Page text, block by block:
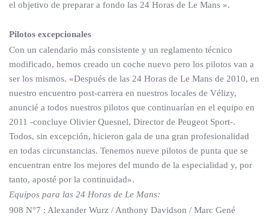
el objetivo de preparar a fondo las 24 Horas de Le Mans ».
Pilotos excepcionales
Con un calendario más consistente y un reglamento técnico
modificado, hemos creado un coche nuevo pero los pilotos van a
ser los mismos. «Después de las 24 Horas de Le Mans de 2010, en
nuestro encuentro post-carrera en nuestros locales de Vélizy,
anuncié a todos nuestros pilotos que continuarían en el equipo en
2011 -concluye Olivier Quesnel, Director de Peugeot Sport-.
Todos, sin excepción, hicieron gala de una gran profesionalidad
en todas circunstancias. Tenemos nueve pilotos de punta que se
encuentran entre los mejores del mundo de la especialidad y, por
tanto, aposté por la continuidad».
Equipos para las 24 Horas de Le Mans:
908 N°7 : Alexander Wurz / Anthony Davidson / Marc Gené